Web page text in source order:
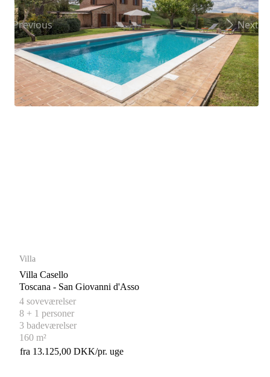
Previous Next
Villa
Villa Casello
Toscana - San Giovanni d'Asso
4 soveværelser
8 + 1 personer
3 badeværelser
160 m²
fra 13.125,00 DKK/pr. uge